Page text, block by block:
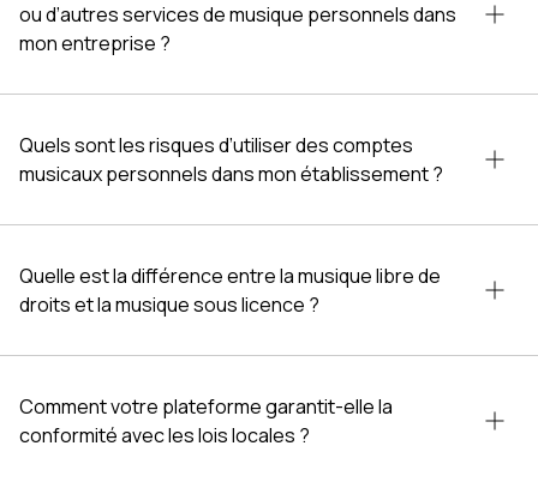
ou d’autres services de musique personnels dans
mon entreprise ?
Quels sont les risques d’utiliser des comptes
musicaux personnels dans mon établissement ?
Quelle est la différence entre la musique libre de
droits et la musique sous licence ?
Comment votre plateforme garantit-elle la
conformité avec les lois locales ?